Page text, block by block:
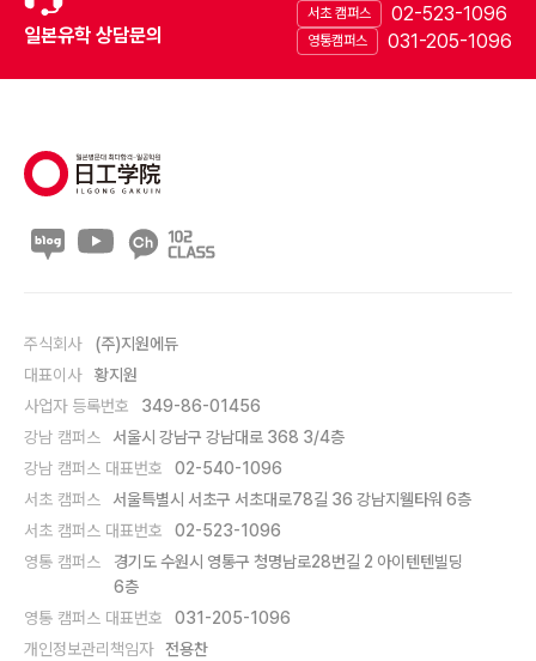
일본유학 상담문의
서초 캠퍼스 02-523-1096
영통캠퍼스 031-205-1096
주식회사
(주)지원에듀
대표이사
황지원
사업자 등록번호
349-86-01456
강남 캠퍼스
서울시 강남구 강남대로 368 3/4층
강남 캠퍼스 대표번호
02-540-1096
서초 캠퍼스
서울특별시 서초구 서초대로78길 36 강남지웰타워 6층
서초 캠퍼스 대표번호
02-523-1096
영통 캠퍼스
경기도 수원시 영통구 청명남로28번길 2 아이텐텐빌딩
6층
영통 캠퍼스 대표번호
031-205-1096
개인정보관리책임자
전용찬